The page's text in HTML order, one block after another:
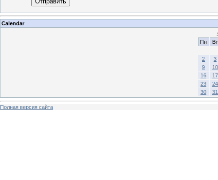
Calendar
Пн
Вт
2
3
9
10
16
17
23
24
30
31
Полная версия сайта